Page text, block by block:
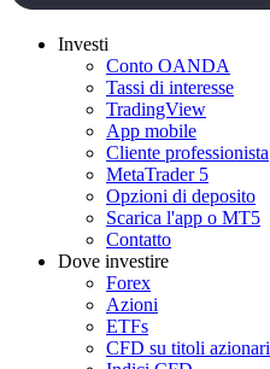
Investi
Conto OANDA
Tassi di interesse
TradingView
App mobile
Cliente professionista
MetaTrader 5
Opzioni di deposito
Scarica l'app o MT5
Contatto
Dove investire
Forex
Azioni
ETFs
CFD su titoli azionari